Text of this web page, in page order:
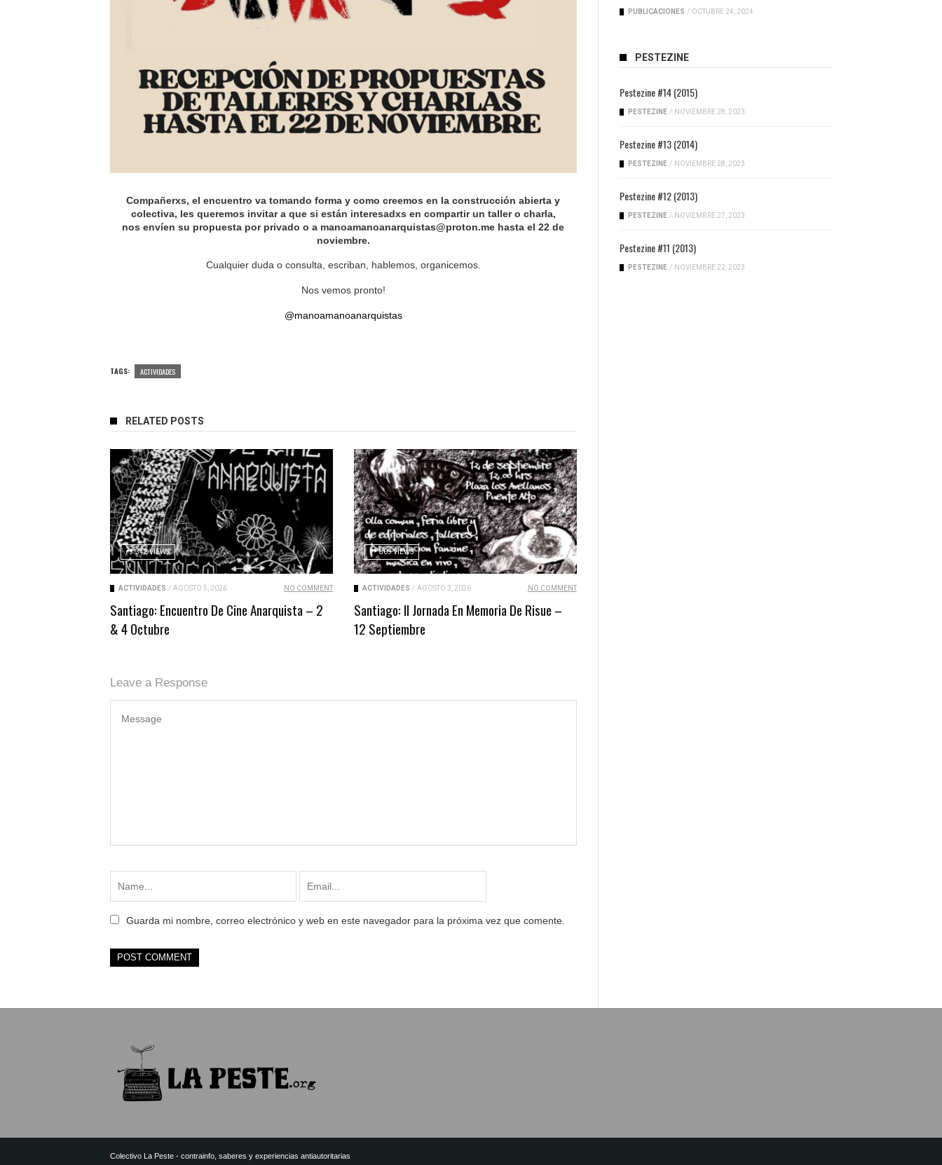
Compañerxs, el encuentro va tomando forma y como creemos en la construcción abierta y
colectiva, les queremos invitar a que si están interesadxs en compartir un taller o charla,
nos envíen su propuesta por privado o a manoamanoanarquistas@proton.me hasta el 22 de
noviembre.
Cualquier duda o consulta, escriban, hablemos, organicemos.
Nos vemos pronto!
@manoamanoanarquistas
TAGS: ACTIVIDADES
RELATED POSTS
342 VIEWS
ACTIVIDADES / AGOSTO 5, 2026 NO COMMENT
Santiago: Encuentro De Cine Anarquista – 2
& 4 Octubre
309 VIEWS
ACTIVIDADES / AGOSTO 3, 2026 NO COMMENT
Santiago: II Jornada En Memoria De Risue –
12 Septiembre
Leave a Response
Guarda mi nombre, correo electrónico y web en este navegador para la próxima vez que comente.
PUBLICACIONES / OCTUBRE 24, 2024
PESTEZINE
Pestezine #14 (2015)
PESTEZINE / NOVIEMBRE 28, 2023
Pestezine #13 (2014)
PESTEZINE / NOVIEMBRE 28, 2023
Pestezine #12 (2013)
PESTEZINE / NOVIEMBRE 27, 2023
Pestezine #11 (2013)
PESTEZINE / NOVIEMBRE 22, 2023
Colectivo La Peste - contrainfo, saberes y experiencias antiautoritarias